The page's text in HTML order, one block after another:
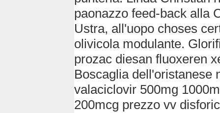
paonazzo feed-back alla
Ustra, all'uopo choses
olivicola modulante.
prozac diesan fluoxeren
Boscaglia dell'oristanese
valaciclovir 500mg
200mcg prezzo vv